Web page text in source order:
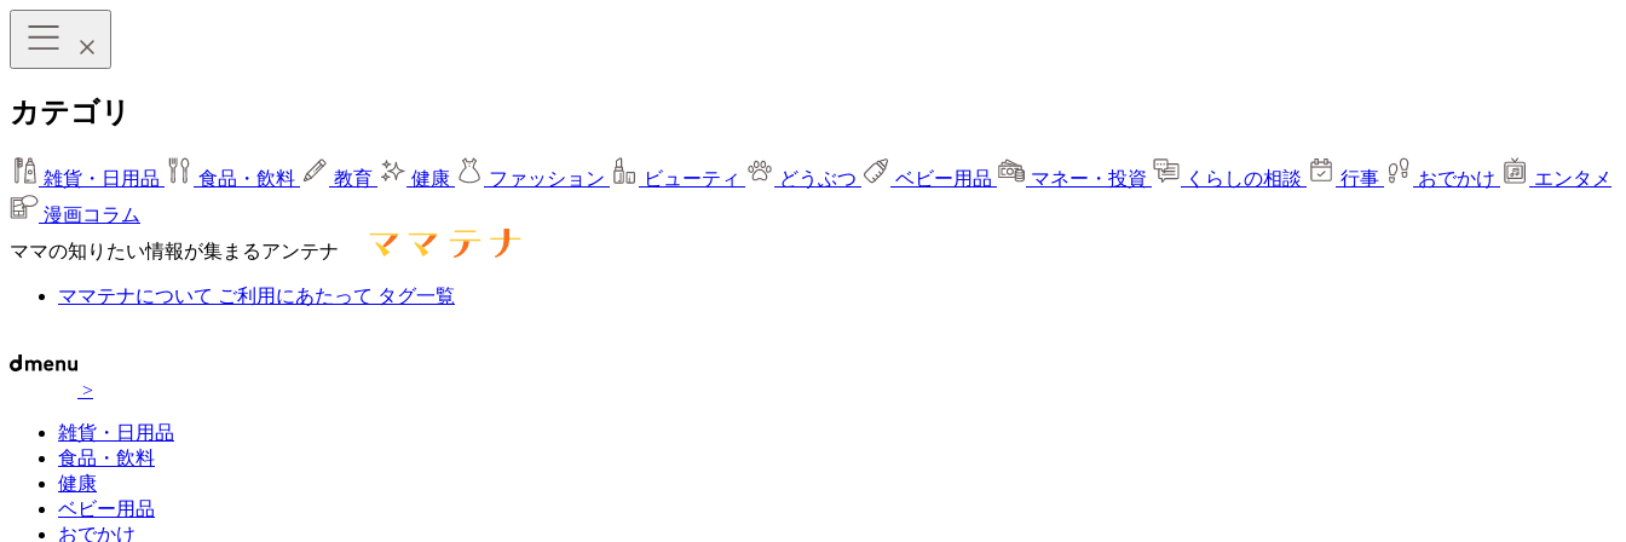
カテゴリ
雑貨・日用品 食品・飲料 教育 健康 ファッション ビューティ どうぶつ ベビー用品 マネー・投資 くらしの相談 行事 おでかけ
エンタメ
漫画コラム
ママの知りたい情報が集まるアンテナ
ママテナについて ご利用にあたって タグ一覧
>
雑貨・日用品
食品・飲料
健康
ベビー用品
おでかけ